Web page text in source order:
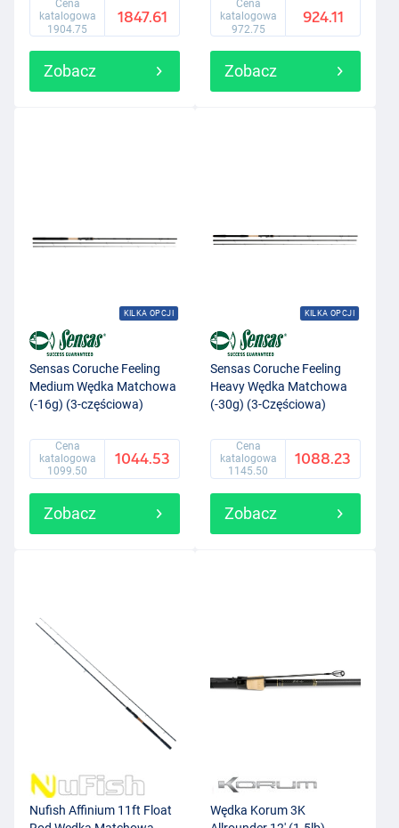
Cena
katalogowa
1904.75
1847.61
Zobacz
Cena
katalogowa
972.75
924.11
Zobacz
KILKA OPCJI
Sensas Coruche Feeling
Medium Wędka Matchowa
(-16g) (3-częściowa)
Cena
katalogowa
1099.50
1044.53
Zobacz
KILKA OPCJI
Sensas Coruche Feeling
Heavy Wędka Matchowa
(-30g) (3-Częściowa)
Cena
katalogowa
1145.50
1088.23
Zobacz
Nufish Affinium 11ft Float
Wędka Korum 3K